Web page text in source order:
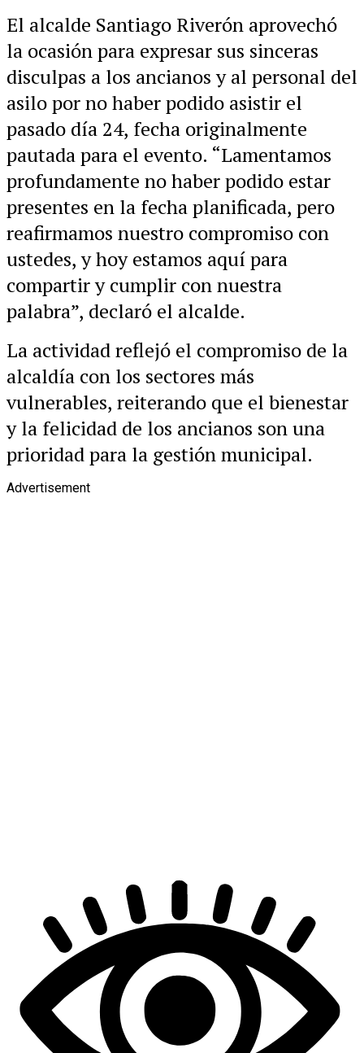
El alcalde Santiago Riverón aprovechó
la ocasión para expresar sus sinceras
disculpas a los ancianos y al personal del
asilo por no haber podido asistir el
pasado día 24, fecha originalmente
pautada para el evento. “Lamentamos
profundamente no haber podido estar
presentes en la fecha planificada, pero
reafirmamos nuestro compromiso con
ustedes, y hoy estamos aquí para
compartir y cumplir con nuestra
palabra”, declaró el alcalde.
La actividad reflejó el compromiso de la
alcaldía con los sectores más
vulnerables, reiterando que el bienestar
y la felicidad de los ancianos son una
prioridad para la gestión municipal.
Advertisement